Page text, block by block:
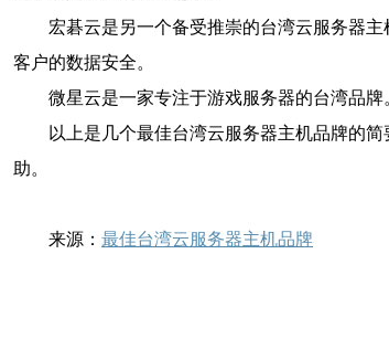
宏碁云是另一个备受推崇的台湾云服务器
客户的数据安全。
微星云是一家专注于游戏服务器的台湾品
以上是几个最佳台湾云服务器主机品牌的
助。
来源： 最佳台湾云服务器主机品牌